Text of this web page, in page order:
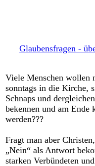
Glaubensfragen -
Viele Menschen wollen
sonntags in die Kirche,
Schnaps und
bekennen und am Ende
werden???
Fragt man aber
„Nein“ als Antwort
starken Verbündeten